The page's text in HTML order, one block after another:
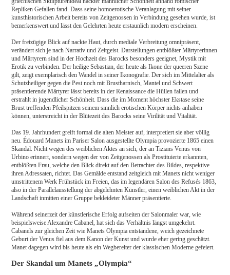
Repliken Gefallen fand. Dass seine homoerotische Veranlagung mit seiner
kunsthistorischen Arbeit bereits von Zeitgenossen in Verbindung gesehen wurde, ist
bemerkenswert und lässt den Gelehrten heute erstaunlich modern erscheinen.
Der freizügige Blick auf nackte Haut, durch mediale Verbreitung omnipräsent,
verändert sich je nach Narrativ und Zeitgeist. Darstellungen entblößter Märtyrerinnen
und Märtyrern sind in der Hochzeit des Barocks besonders geeignet, Mystik mit
Erotik zu verbinden. Der heilige Sebastian, der heute als Ikone der queeren Szene
gilt, zeigt exemplarisch den Wandel in seiner Ikonografie. Der sich im Mittelalter als
Schutzheiliger gegen die Pest noch mit Brustharnisch, Mantel und Schwert
präsentierende Märtyrer lässt bereits in der Renaissance die Hüllen fallen und
erstrahlt in jugendlicher Schönheit. Dass die im Moment höchster Ekstase seine
Brust treffenden Pfeilspitzen seinem sinnlich erotischen Körper nichts anhaben
können, unterstreicht in der Blütezeit des Barocks seine Virilität und Vitalität.
Das 19. Jahrhundert greift formal die alten Meister auf, interpretiert sie aber völlig
neu. Édouard Manets im Pariser Salon ausgestellte Olympia provozierte 1865 einen
Skandal. Nicht wegen des weiblichen Aktes an sich, der an Tizians Venus von
Urbino erinnert, sondern wegen der von Zeitgenossen als Prostituierte erkannten,
entblößten Frau, welche den Blick direkt auf den Betrachter des Bildes, respektive
ihren Adressaten, richtet. Das Gemälde entstand zeitgleich mit Manets nicht weniger
umstrittenem Werk Frühstück im Freien, das im legendären Salon des Refusés 1863,
also in der Parallelausstellung der abgelehnten Künstler, einen weiblichen Akt in der
Landschaft inmitten einer Gruppe bekleideter Männer präsentierte.
Während seinerzeit der künstlerische Erfolg aufseiten der Salonmaler war, wie
beispielsweise Alexandre Cabanel, hat sich das Verhältnis längst umgekehrt.
Cabanels zur gleichen Zeit wie Manets Olympia entstandene, weich gezeichnete
Geburt der Venus fiel aus dem Kanon der Kunst und wurde eher gering geschätzt.
Manet dagegen wird bis heute als ein Wegbereiter der klassischen Moderne gefeiert.
Der Skandal um Manets „Olympia“